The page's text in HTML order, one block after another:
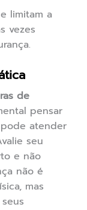
limitam a
vezes
de
pensar
atender
seu
e não
não é
mas